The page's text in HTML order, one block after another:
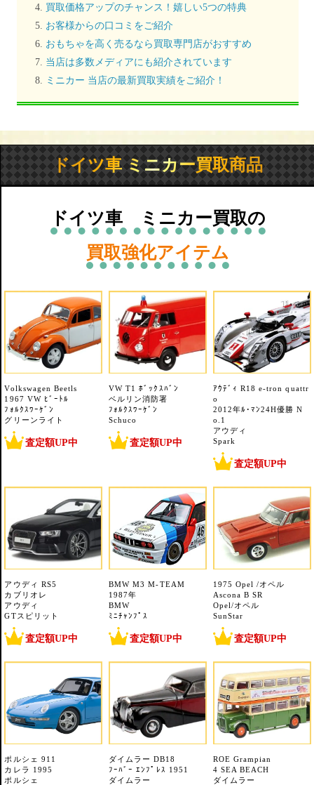
買取価格アップのチャンス！嬉しい5つの特典
お客様からの口コミをご紹介
おもちゃを高く売るなら買取専門店がおすすめ
当店は多数メディアにも紹介されています
ミニカー 当店の最新買取実績をご紹介！
ドイツ車 ミニカー買取商品
ドイツ車 ミニカー買取の
買取強化アイテム
Volkswagen Beetls
1967 VW ﾋﾞｰﾄﾙ
ﾌｫﾙｸｽﾜｰｹﾞﾝ
グリーンライト
査定額UP中
VW T1 ﾎﾞｯｸｽﾊﾞﾝ
ベルリン消防署
ﾌｫﾙｸｽﾜｰｹﾞﾝ
Schuco
査定額UP中
ｱｳﾃﾞｨ R18 e-tron quattr
o
2012年ﾙ･ﾏﾝ24H優勝 N
o.1
アウディ
Spark
査定額UP中
アウディ RS5
カブリオレ
アウディ
GTスピリット
査定額UP中
BMW M3 M-TEAM
1987年
BMW
ﾐﾆﾁｬﾝﾌﾟｽ
査定額UP中
1975 Opel /オペル
Ascona B SR
Opel/オペル
SunStar
査定額UP中
ポルシェ 911
カレラ 1995
ポルシェ
ダイムラー DB18
ﾌｰﾊﾞｰ ｴﾝﾌﾟﾚｽ 1951
ダイムラー
ROE Grampian
4 SEA BEACH
ダイムラー